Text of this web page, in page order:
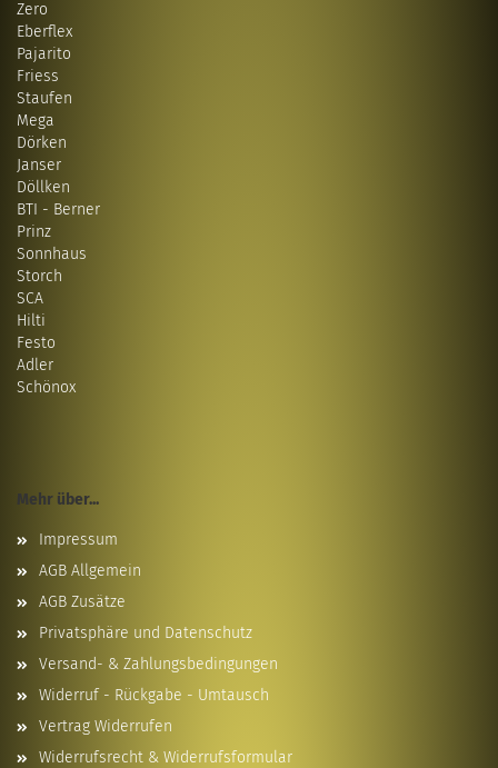
Zero
Eberflex
Pajarito
Friess
Staufen
Mega
Dörken
Janser
Döllken
BTI - Berner
Prinz
Sonnhaus
Storch
SCA
Hilti
Festo
Adler
Schönox
Mehr über...
Impressum
AGB Allgemein
AGB Zusätze
Privatsphäre und Datenschutz
Versand- & Zahlungsbedingungen
Widerruf - Rückgabe - Umtausch
Vertrag Widerrufen
Widerrufsrecht & Widerrufsformular